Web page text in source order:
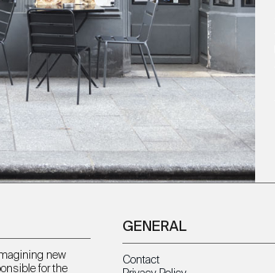
new
for the
GENERAL
Contact